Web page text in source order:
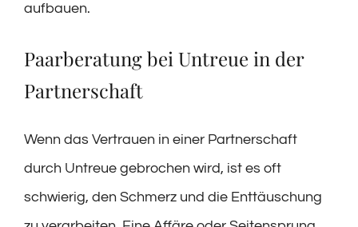
aufbauen.
Paarberatung bei Untreue in der
Partnerschaft
Wenn das Vertrauen in einer Partnerschaft
durch Untreue gebrochen wird, ist es oft
schwierig, den Schmerz und die Enttäuschung